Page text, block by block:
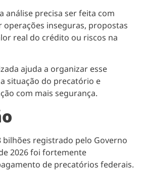
análise precisa ser feita com
operações inseguras, propostas
real do crédito ou riscos na
ajuda a organizar esse
situação do precatório e
com mais segurança.
bilhões registrado pelo Governo
2026 foi fortemente
de precatórios federais.